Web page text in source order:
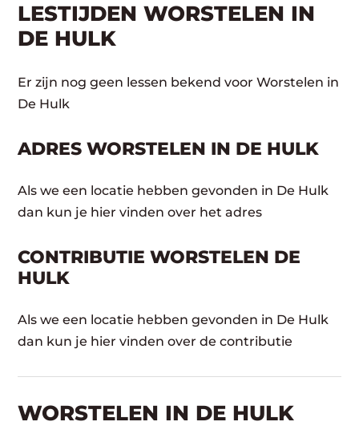
LESTIJDEN WORSTELEN IN
DE HULK
Er zijn nog geen lessen bekend voor Worstelen in
De Hulk
ADRES WORSTELEN IN DE HULK
Als we een locatie hebben gevonden in De Hulk
dan kun je hier vinden over het adres
CONTRIBUTIE WORSTELEN DE
HULK
Als we een locatie hebben gevonden in De Hulk
dan kun je hier vinden over de contributie
WORSTELEN​ IN DE HULK